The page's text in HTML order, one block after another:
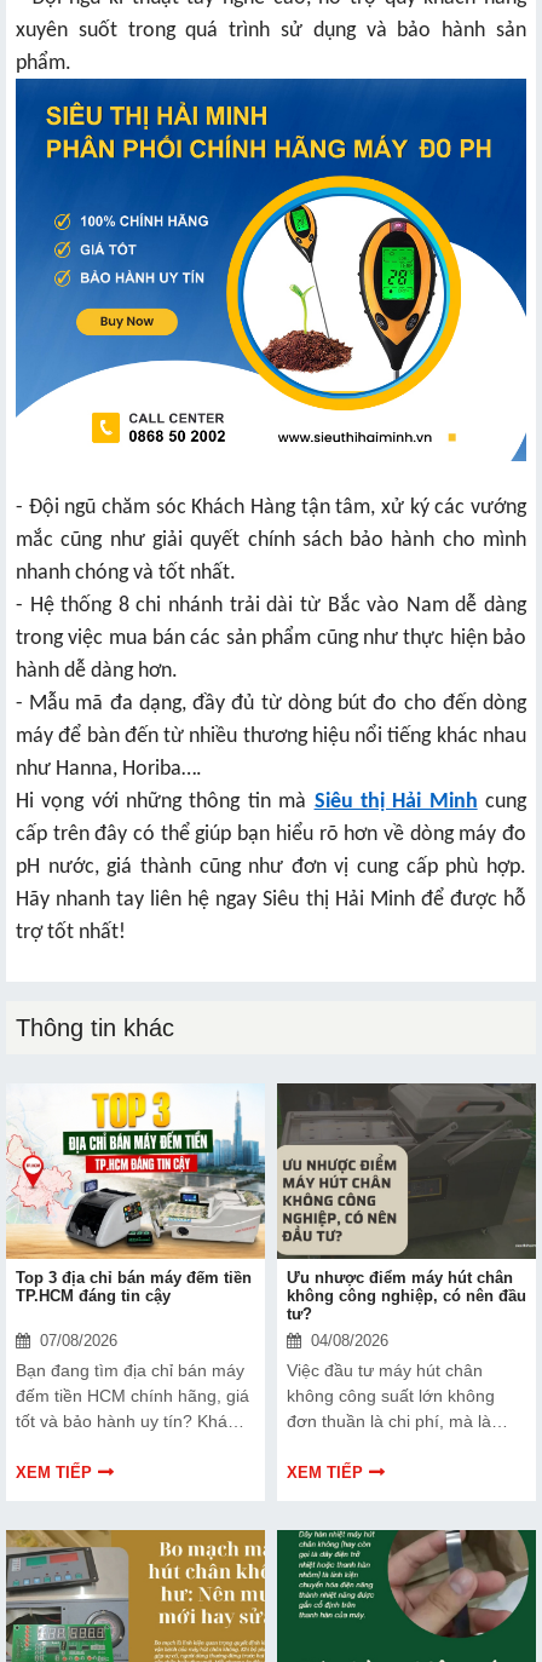
xuyên suốt trong quá trình sử dụng và bảo hành sản
phẩm.
- Đội ngũ chăm sóc Khách Hàng tận tâm, xử ký các vướng
mắc cũng như giải quyết chính sách bảo hành cho mình
nhanh chóng và tốt nhất.
- Hệ thống 8 chi nhánh trải dài từ Bắc vào Nam dễ dàng
trong việc mua bán các sản phẩm cũng như thực hiện bảo
hành dễ dàng hơn.
- Mẫu mã đa dạng, đầy đủ từ dòng bút đo cho đến dòng
máy để bàn đến từ nhiều thương hiệu nổi tiếng khác nhau
như Hanna, Horiba….
Hi vọng với những thông tin mà Siêu thị Hải Minh cung
cấp trên đây có thể giúp bạn hiểu rõ hơn về dòng máy đo
pH nước, giá thành cũng như đơn vị cung cấp phù hợp.
Hãy nhanh tay liên hệ ngay Siêu thị Hải Minh để được hỗ
trợ tốt nhất!
Thông tin khác
Top 3 địa chỉ bán máy đếm tiền
TP.HCM đáng tin cậy
07/08/2026
Bạn đang tìm địa chỉ bán máy
đếm tiền HCM chính hãng, giá
tốt và bảo hành uy tín? Khám
nhiều doanh nghiệp, cửa hàng
XEM TIẾP
Ưu nhược điểm máy hút chân
không công nghiệp, có nên đầu
tư?
04/08/2026
Việc đầu tư máy hút chân
không công suất lớn không
đơn thuần là chi phí, mà là
sản phẩm và nâng cao vị thế
điểm của thiết bị này để có
thêm thông tin và giúp bạn đưa
ra lựa chọn phù hợp, hiệu quả
hơn nhé!
XEM TIẾP